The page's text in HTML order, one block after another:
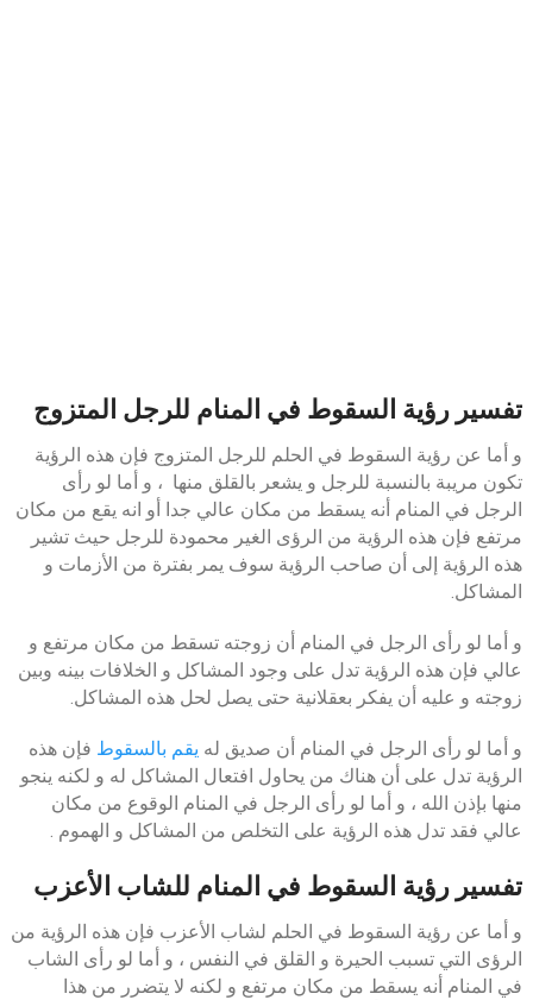
تفسير رؤية السقوط في المنام للرجل المتزوج
و أما عن رؤية السقوط في الحلم للرجل المتزوج فإن هذه الرؤية
تكون مريبة بالنسبة للرجل و يشعر بالقلق منها ، و أما لو رأى
الرجل في المنام أنه يسقط من مكان عالي جدا أو انه يقع من مكان
مرتفع فإن هذه الرؤية من الرؤى الغير محمودة للرجل حيث تشير
هذه الرؤية إلى أن صاحب الرؤية سوف يمر بفترة من الأزمات و
المشاكل.
و أما لو رأى الرجل في المنام أن زوجته تسقط من مكان مرتفع و
عالي فإن هذه الرؤية تدل على وجود المشاكل و الخلافات بينه وبين
زوجته و عليه أن يفكر بعقلانية حتى يصل لحل هذه المشاكل.
و أما لو رأى الرجل في المنام أن صديق له يقم بالسقوط فإن هذه
الرؤية تدل على أن هناك من يحاول افتعال المشاكل له و لكنه ينجو
منها بإذن الله ، و أما لو رأى الرجل في المنام الوقوع من مكان
عالي فقد تدل هذه الرؤية على التخلص من المشاكل و الهموم .
تفسير رؤية السقوط في المنام للشاب الأعزب
و أما عن رؤية السقوط في الحلم لشاب الأعزب فإن هذه الرؤية من
الرؤى التي تسبب الحيرة و القلق في النفس ، و أما لو رأى الشاب
في المنام أنه يسقط من مكان مرتفع و لكنه لا يتضرر من هذا